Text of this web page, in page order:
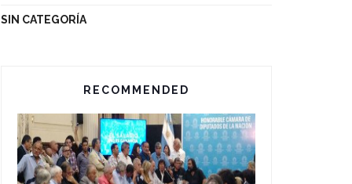
SIN CATEGORÍA
RECOMMENDED